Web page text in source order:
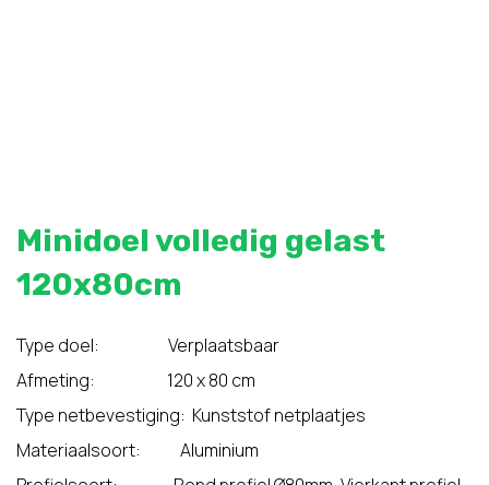
Minidoel volledig gelast
120x80cm
Type doel: Verplaatsbaar
Afmeting: 120 x 80 cm
Type netbevestiging: Kunststof netplaatjes
Materiaalsoort: Aluminium